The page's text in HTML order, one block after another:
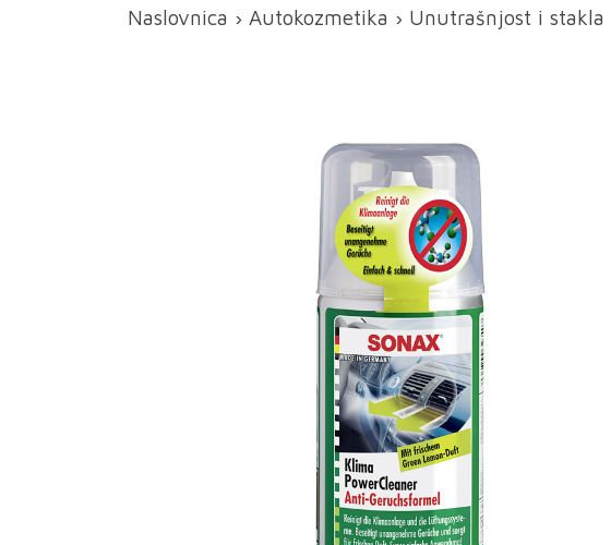
Naslovnica › Autokozmetika › Unutrašnjost i stakla